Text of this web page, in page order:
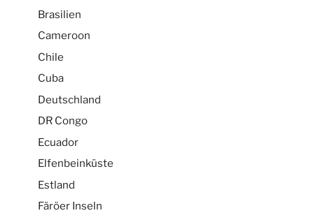
Brasilien
Cameroon
Chile
Cuba
Deutschland
DR Congo
Ecuador
Elfenbeinküste
Estland
Färöer Inseln